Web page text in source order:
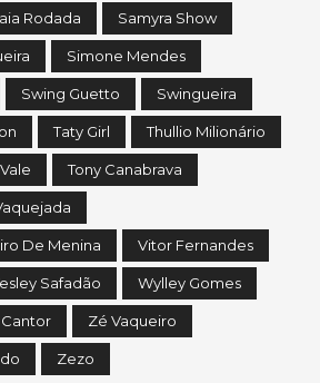
Rodada Samyra Show
Simone Mendes
Swing Guetto Swingueira
Taty Girl Thullio Milionário
Tony Canabrava
De Menina Vitor Fernandes
Safadão Wylley Gomes
Zé Vaqueiro
Zezo